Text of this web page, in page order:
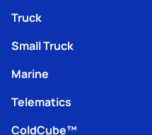
Truck
Small Truck
Marine
Telematics
ColdCube™